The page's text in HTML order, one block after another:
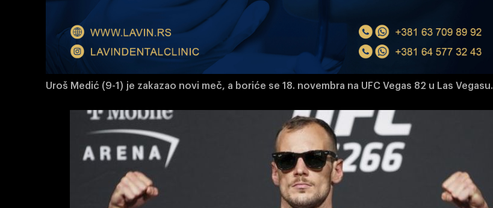
Uroš Medić (9-1) je zakazao novi meč, a boriće se 18. novembra na UFC Vegas 82 u Las Vegasu.